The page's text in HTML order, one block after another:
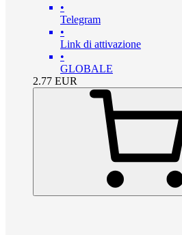
•
Telegram
•
Link di attivazione
•
GLOBALE
2.77 EUR